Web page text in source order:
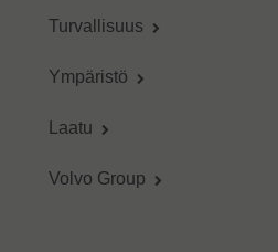
Turvallisuus
Ympäristö
Laatu
Volvo Group